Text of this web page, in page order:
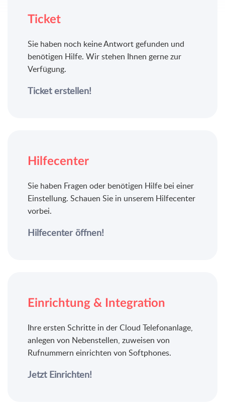
Ticket
Sie haben noch keine Antwort gefunden und
benötigen Hilfe. Wir stehen Ihnen gerne zur
Verfügung.
Ticket erstellen!
Hilfecenter
Sie haben Fragen oder benötigen Hilfe bei einer
Einstellung. Schauen Sie in unserem Hilfecenter
vorbei.
Hilfecenter öffnen!
Einrichtung & Integration
Ihre ersten Schritte in der Cloud Telefonanlage,
anlegen von Nebenstellen, zuweisen von
Rufnummern einrichten von Softphones.
Jetzt Einrichten!